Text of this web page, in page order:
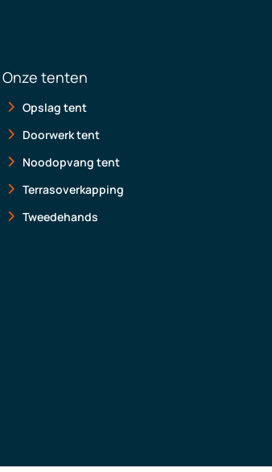
Onze tenten
Opslag tent
Doorwerk tent
Noodopvang tent
Terrasoverkapping
Tweedehands